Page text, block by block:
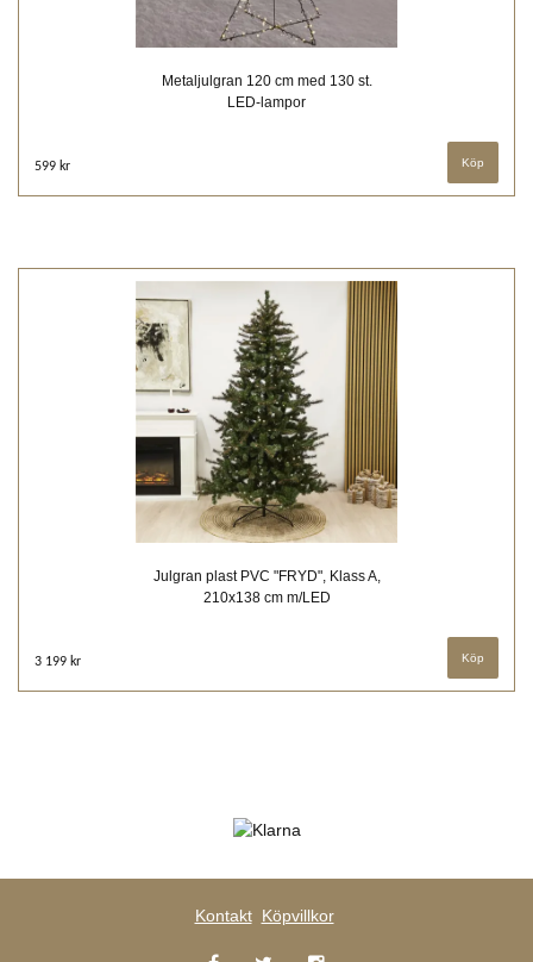
Metaljulgran 120 cm med 130 st.
LED-lampor
599 kr
Julgran plast PVC "FRYD", Klass A,
210x138 cm m/LED
3 199 kr
Kontakt Köpvillkor